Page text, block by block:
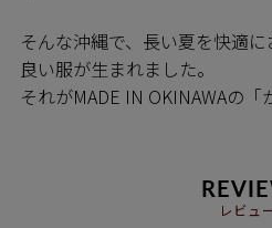
そんな沖縄で、長い夏を快適
良い服が生まれました。
それがMADE IN OKINAWAの「
レビュ